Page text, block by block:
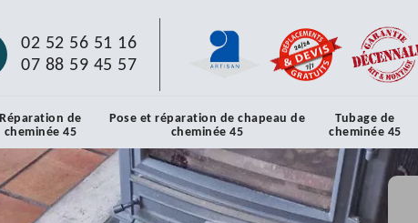
02 52 56 51 16
07 88 59 45 57
Réparation de
cheminée 45
Pose et réparation de chapeau de
cheminée 45
Tubage de
cheminée 45